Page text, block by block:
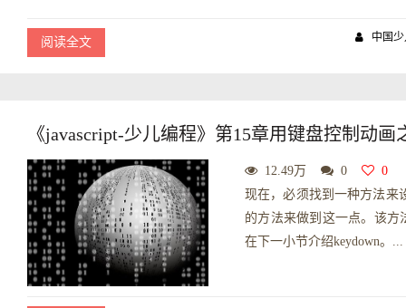
阅读全文 中国
《javascript-少儿编程》第15章用键盘控制动画
12.49万 0 0
现在，必须找到一种方法来
的方法来做到这一点。该方
在下一小节介绍keydown。...